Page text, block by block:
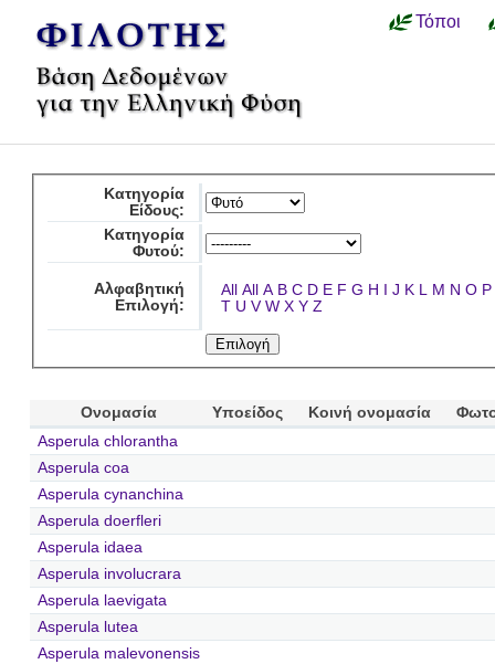
Τόποι
Κατηγορία
Είδους:
Κατηγορία
Φυτού:
Αλφαβητική
Επιλογή:
All All A B C D E F G H I J K L M N O P
T U V W X Y Z
Ονομασία Υποείδος Κοινή ονομασία
Asperula chlorantha
Asperula coa
Asperula cynanchina
Asperula doerfleri
Asperula idaea
Asperula involucrara
Asperula laevigata
Asperula lutea
Asperula malevonensis